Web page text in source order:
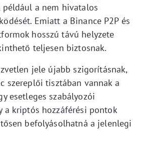
például a nem hivatalos
Emiatt a Binance P2P és
hosszú távú helyzete
teljesen biztosnak.
jele újabb szigorításnak,
szereplői tisztában vannak a
esetleges szabályozói
a kriptós hozzáférési pontok
befolyásolhatná a jelenlegi